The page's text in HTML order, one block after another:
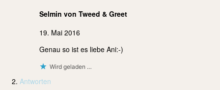
Selmin von Tweed & Greet
19. Mai 2016
Genau so ist es liebe Ani:-)
Wird geladen …
Antworten